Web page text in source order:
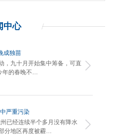
中心
成独苗
，九十月开始集中筹备，可直
年的春晚不…
严重污染
已经连续半个多月没有降水
分地区再度被霾…